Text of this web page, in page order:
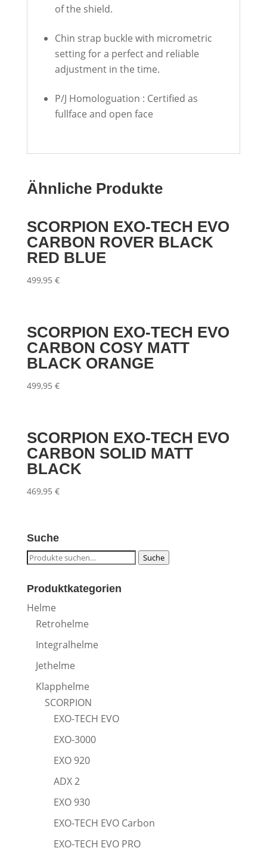
of the shield.
Chin strap buckle with micrometric
setting for a perfect and reliable
adjustment in the time.
P/J Homologuation : Certified as
fullface and open face
Ähnliche Produkte
SCORPION EXO-TECH EVO
CARBON ROVER BLACK
RED BLUE
499,95 €
SCORPION EXO-TECH EVO
CARBON COSY MATT
BLACK ORANGE
499,95 €
SCORPION EXO-TECH EVO
CARBON SOLID MATT
BLACK
469,95 €
Suche
Suche
Suche
Produktkategorien
Helme
Retrohelme
Integralhelme
Jethelme
Klapphelme
SCORPION
EXO-TECH EVO
EXO-3000
EXO 920
ADX 2
EXO 930
EXO-TECH EVO Carbon
EXO-TECH EVO PRO